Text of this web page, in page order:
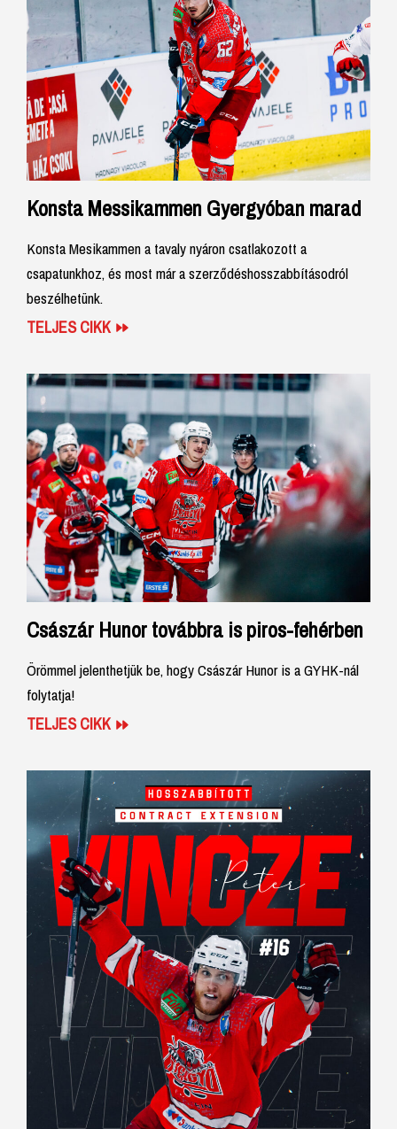
Konsta Messikammen Gyergyóban marad
Konsta Mesikammen a tavaly nyáron csatlakozott a
csapatunkhoz, és most már a szerződéshosszabbításodról
beszélhetünk.
TELJES CIKK
Császár Hunor továbbra is piros-fehérben
Örömmel jelenthetjük be, hogy Császár Hunor is a GYHK-nál
folytatja!
TELJES CIKK